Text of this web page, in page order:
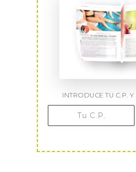
INTRODUCE TU C.P. Y